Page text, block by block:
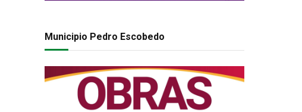
Municipio Pedro Escobedo